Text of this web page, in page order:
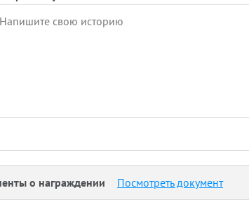
о награждении Посмотреть документ